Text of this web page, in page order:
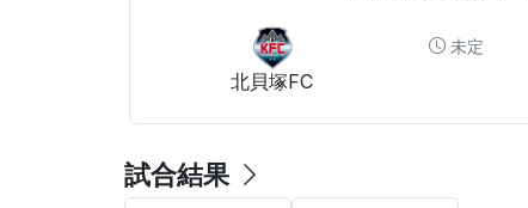
北貝塚FC
未定
試合結果